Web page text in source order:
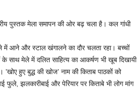
पुस्तक मेला समापन की ओर बढ़ चला है। कल गांधी
में आने और स्टाल खंगालने का दौर चलता रहा। बच्चों
के साथ मेले में दलित साहित्य का आकर्षण भी खूब दिखायी
हुए बुद्ध की खोज’ नाम की किताब पाठकों को
फुले, झलकारीबाई और पेरियार पर किताबे भी लोग मांग